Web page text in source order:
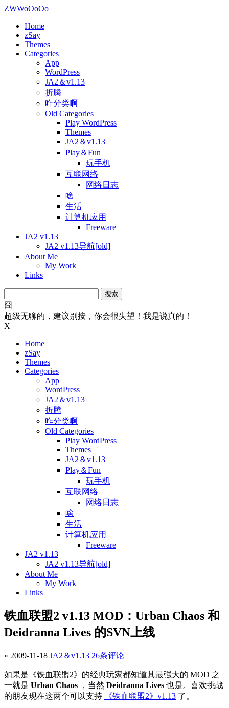
ZWWoOoOo
Home
zSay
Themes
Categories
App
WordPress
JA2＆v1.13
折腾
咋分类啊
Old Categories
Play WordPress
Themes
JA2＆v1.13
Play＆Fun
玩手机
互联网络
网络日志
啥
生活
计算机应用
Freeware
JA2 v1.13
JA2 v1.13导航[old]
About Me
My Work
Links
索：
囧
超级无聊的，建议别按，你会很失望！我是说真的！
X
Home
zSay
Themes
Categories
App
WordPress
JA2＆v1.13
折腾
咋分类啊
Old Categories
Play WordPress
Themes
JA2＆v1.13
Play＆Fun
玩手机
互联网络
网络日志
啥
生活
计算机应用
Freeware
JA2 v1.13
JA2 v1.13导航[old]
About Me
My Work
Links
铁血联盟2 v1.13 MOD：Urban Chaos 和
Deidranna Lives 的SVN上线
» 2009-11-18 JA2＆v1.13 26条评论
如果是《铁血联盟2》的经典玩家都知道其最强大的 MOD 之
一就是 Urban Chaos ，当然 Deidranna Lives 也是。喜欢挑战
的朋友现在这两个可以支持
《铁血联盟2》v1.13 了。